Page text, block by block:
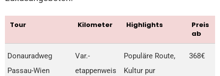
Tour Kilometer Highlights
Preis
ab
Donauradweg
Passau-Wien
Var.-
etappenweis
Populäre Route,
Kultur pur
368€